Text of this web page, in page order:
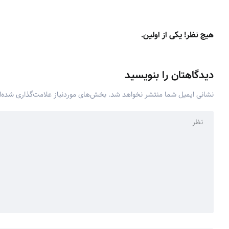
هیچ نظر! یکی از اولین.
دیدگاهتان را بنویسید
نشانی ایمیل شما منتشر نخواهد شد. بخش‌های موردنیاز علامت‌گذاری